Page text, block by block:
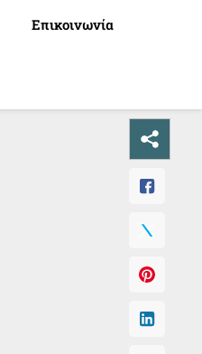
Επικοινωνία